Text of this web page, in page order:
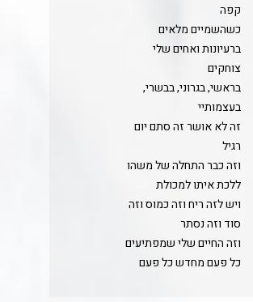
קפה
כשהשמיים מלאים
ברעיונות ואחים שלי
צוחקים
בראשי, בגרוני, בבשרי,
בעצמותיי
זה לא אושר זה סתם יום
רגיל
וזה כבר התחלה של משהו
ללכת איתו למכולת
ויש לזה ריח וזה כמוס וזה
סוד וזה נסתר
וזה החיים שלי שמפתיעים
כל פעם מחדש כל פעם